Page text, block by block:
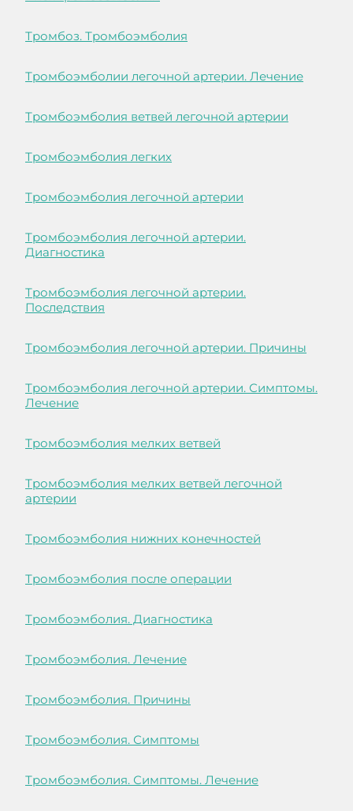
Тромбоз. Тромбоэмболия
Тромбоэмболии легочной артерии. Лечение
Тромбоэмболия ветвей легочной артерии
Тромбоэмболия легких
Тромбоэмболия легочной артерии
Тромбоэмболия легочной артерии.
Диагностика
Тромбоэмболия легочной артерии.
Последствия
Тромбоэмболия легочной артерии. Причины
Тромбоэмболия легочной артерии. Симптомы.
Лечение
Тромбоэмболия мелких ветвей
Тромбоэмболия мелких ветвей легочной
артерии
Тромбоэмболия нижних конечностей
Тромбоэмболия после операции
Тромбоэмболия. Диагностика
Тромбоэмболия. Лечение
Тромбоэмболия. Причины
Тромбоэмболия. Симптомы
Тромбоэмболия. Симптомы. Лечение